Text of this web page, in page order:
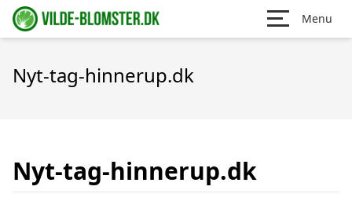
Menu
Nyt-tag-hinnerup.dk
Nyt-tag-hinnerup.dk